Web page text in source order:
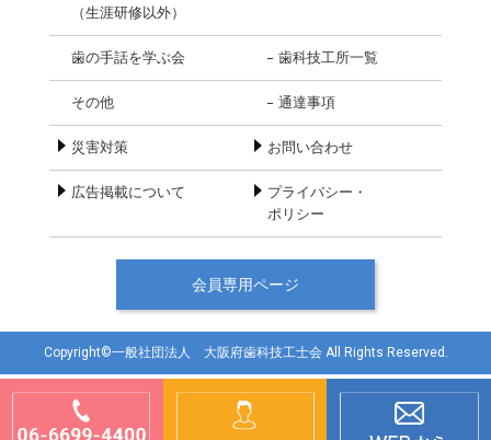
（生涯研修以外）
歯の手話を学ぶ会
その他
災害対策
広告掲載について
歯科技工所一覧
通達事項
お問い合わせ
プライバシー・
ポリシー
会員専用ページ
Copyright©一般社団法人 大阪府歯科技工士会 All Rights Reserved.